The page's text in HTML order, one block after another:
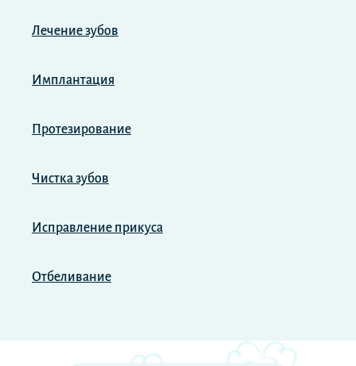
Лечение зубов
Имплантация
Протезирование
Чистка зубов
Исправление прикуса
Отбеливание